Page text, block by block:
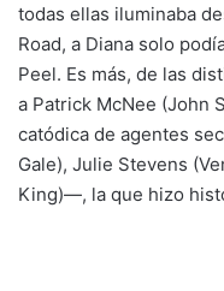
todas ellas iluminaba
Road, a Diana solo
Peel. Es más, de las
a Patrick McNee (John
catódica de agentes
Gale), Julie Stevens
King)—, la que hizo